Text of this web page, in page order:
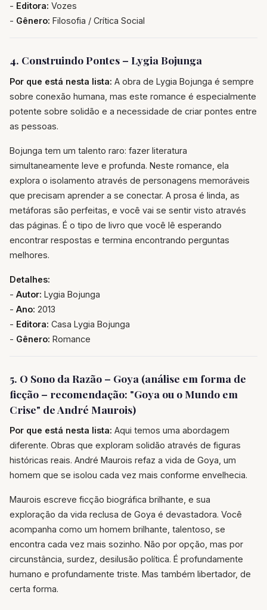
- Editora: Vozes
- Gênero: Filosofia / Crítica Social
4. Construindo Pontes – Lygia Bojunga
Por que está nesta lista: A obra de Lygia Bojunga é sempre
sobre conexão humana, mas este romance é especialmente
potente sobre solidão e a necessidade de criar pontes entre
as pessoas.
Bojunga tem um talento raro: fazer literatura
simultaneamente leve e profunda. Neste romance, ela
explora o isolamento através de personagens memoráveis
que precisam aprender a se conectar. A prosa é linda, as
metáforas são perfeitas, e você vai se sentir visto através
das páginas. É o tipo de livro que você lê esperando
encontrar respostas e termina encontrando perguntas
melhores.
Detalhes:
- Autor: Lygia Bojunga
- Ano: 2013
- Editora: Casa Lygia Bojunga
- Gênero: Romance
5. O Sono da Razão – Goya (análise em forma de
ficção – recomendação: "Goya ou o Mundo em
Crise" de André Maurois)
Por que está nesta lista: Aqui temos uma abordagem
diferente. Obras que exploram solidão através de figuras
históricas reais. André Maurois refaz a vida de Goya, um
homem que se isolou cada vez mais conforme envelhecia.
Maurois escreve ficção biográfica brilhante, e sua
exploração da vida reclusa de Goya é devastadora. Você
acompanha como um homem brilhante, talentoso, se
encontra cada vez mais sozinho. Não por opção, mas por
circunstância, surdez, desilusão política. É profundamente
humano e profundamente triste. Mas também libertador, de
certa forma.